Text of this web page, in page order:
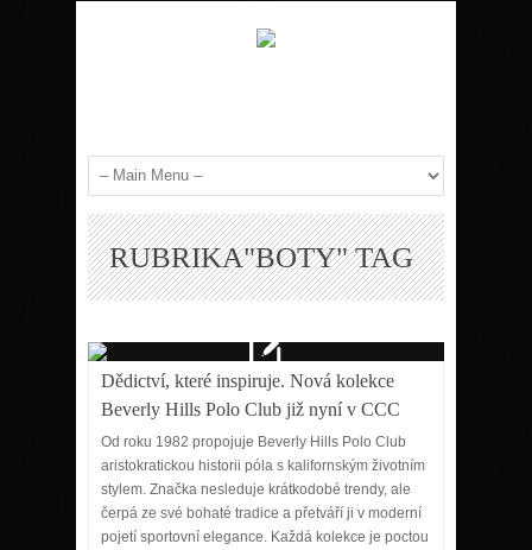
RUBRIKA"BOTY" TAG
Dědictví, které inspiruje. Nová kolekce
Beverly Hills Polo Club již nyní v CCC
Od roku 1982 propojuje Beverly Hills Polo Club
aristokratickou historii póla s kalifornským životním
stylem. Značka nesleduje krátkodobé trendy, ale
čerpá ze své bohaté tradice a přetváří ji v moderní
pojetí sportovní elegance. Každá kolekce je poctou